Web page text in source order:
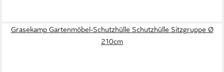
Grasekamp Gartenmöbel-Schutzhülle Schutzhülle Sitzgruppe Ø
210cm